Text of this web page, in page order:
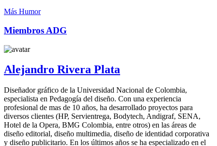
Más Humor
Miembros ADG
Alejandro Rivera Plata
Diseñador gráfico de la Universidad Nacional de Colombia,
especialista en Pedagogía del diseño. Con una experiencia
profesional de mas de 10 años, ha desarrollado proyectos para
diversos clientes (HP, Servientrega, Bodytech, Andigraf, SENA,
Hotel de la Opera, BMG Colombia, entre otros) en las áreas de
diseño editorial, diseño multimedia, diseño de identidad corporativa
y diseño publicitario. En los últimos años se ha especializado en el